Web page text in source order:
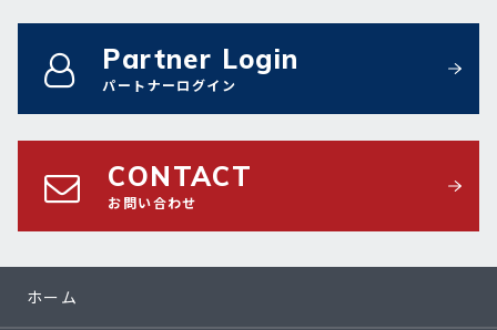
Partner Login
パートナーログイン
CONTACT
お問い合わせ
ホーム